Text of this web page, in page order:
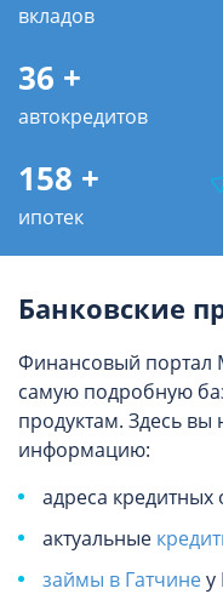
вкладов
36 +
автокредитов
158 +
ипотек
Банковские
Финансовый портал
самую подробную
продуктам. Здесь
информацию:
адреса
актуальные
займы в Гатчине